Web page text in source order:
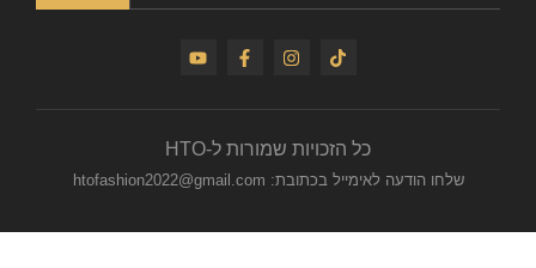
כל הזכויות שמורות ל-HTO
שלחו הודעה לאימייל בכתובת: htofashion2022@gmail.com